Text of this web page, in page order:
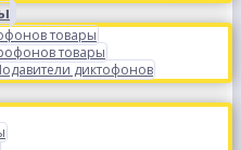
товары
товары
диктофонов